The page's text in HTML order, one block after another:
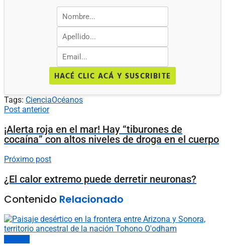
HACÉ CLIC ACÁ Y SUSCRIBITE
Tags: CienciaOcéanos
Post anterior
¡Alerta roja en el mar! Hay “tiburones de
cocaína” con altos niveles de droga en el cuerpo
Próximo post
¿El calor extremo puede derretir neuronas?
Contenido Relacionado